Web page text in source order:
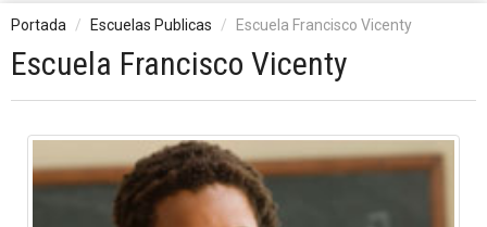
Portada Escuelas Publicas Escuela Francisco Vicenty
Escuela Francisco Vicenty